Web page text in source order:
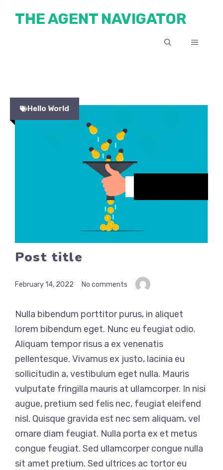
THE AGENT NAVIGATOR
MENU
Hello World
Post title
February 14, 2022 No comments
Nulla bibendum porttitor purus, in aliquet
lorem bibendum eget. Nunc eu feugiat odio.
Aliquam tempor risus a ex venenatis
pellentesque. Vivamus ex justo, lacinia eu
sollicitudin a, vestibulum eget nulla. Mauris
vulputate fringilla mauris at ullamcorper. In nisi
augue, pretium sed felis nec, feugiat eleifend
nisl. Quisque gravida est nec sem aliquam, vel
ornare diam feugiat. Nulla porta ex et metus
congue feugiat. Sed ullamcorper congue nulla
sit amet pretium. Sed ultrices ac tortor eu